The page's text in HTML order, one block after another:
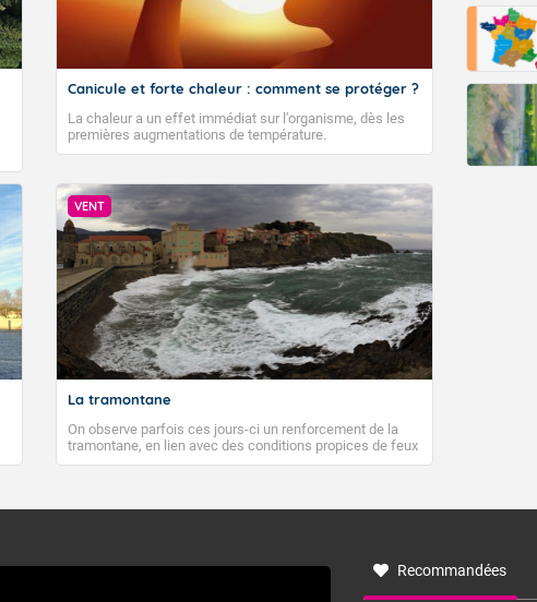
Canicule et forte chaleur : comment se protéger ?
La chaleur a un effet immédiat sur l’organisme, dès les
premières augmentations de température.
VENT
La tramontane
On observe parfois ces jours-ci un renforcement de la
tramontane, en lien avec des conditions propices de feux
de forêt. Mais qu'est-ce que la tramontane ? Quelles sont
à nord-ouest, dans un secteur qui part du Roussillon à la
monts, en allusion aux régions montagneuses d’où
Recommandées